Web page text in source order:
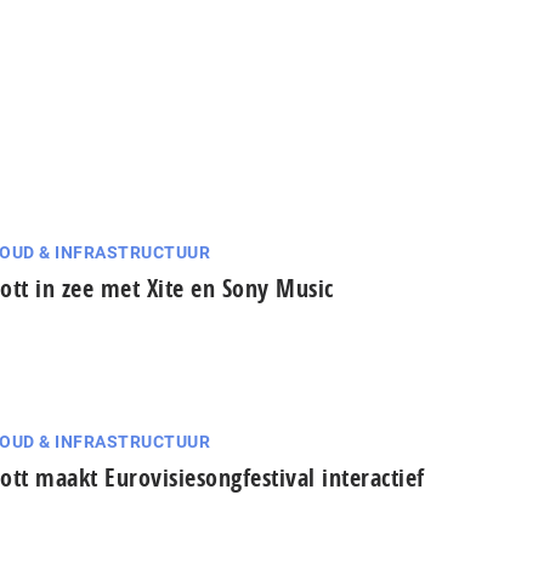
& INFRASTRUCTUUR
in zee met Xite en Sony Music
& INFRASTRUCTUUR
maakt Eurovisiesongfestival interactief